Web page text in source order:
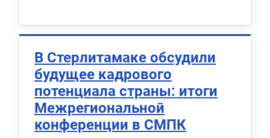
В Стерлитамаке обсудили
будущее кадрового
потенциала страны: итоги
Межрегиональной
конференции в СМПК